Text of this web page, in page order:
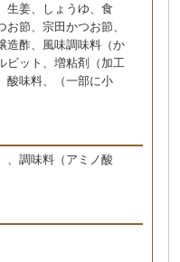
生姜、しょうゆ、食
節、宗田かつお節、
造酢、風味調味料（か
ビット、増粘剤（加工
酸味料、（一部に小
、調味料（アミノ酸